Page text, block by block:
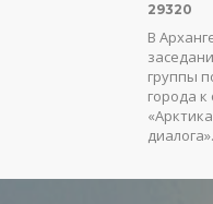
29320
В
группы
города